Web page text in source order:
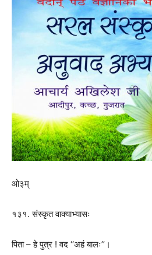
ओ३म्
१३१. संस्कृत वाक्याभ्यासः
पिता – हे पुत्र ! वद ‘‘अहं बालः’’।